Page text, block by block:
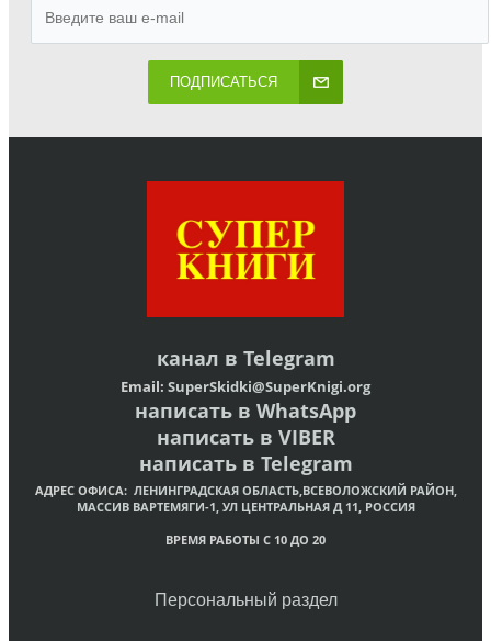
ПОДПИСАТЬСЯ
канал в Telegram
Email: SuperSkidki@SuperKnigi.org
написать в WhatsApp
написать в VIBER
написать в Telegram
АДРЕС ОФИСА: ЛЕНИНГРАДСКАЯ ОБЛАСТЬ,ВСЕВОЛОЖСКИЙ РАЙОН,
МАССИВ ВАРТЕМЯГИ-1, УЛ ЦЕНТРАЛЬНАЯ Д 11, РОССИЯ
ВРЕМЯ РАБОТЫ С 10 ДО 20
Персональный раздел